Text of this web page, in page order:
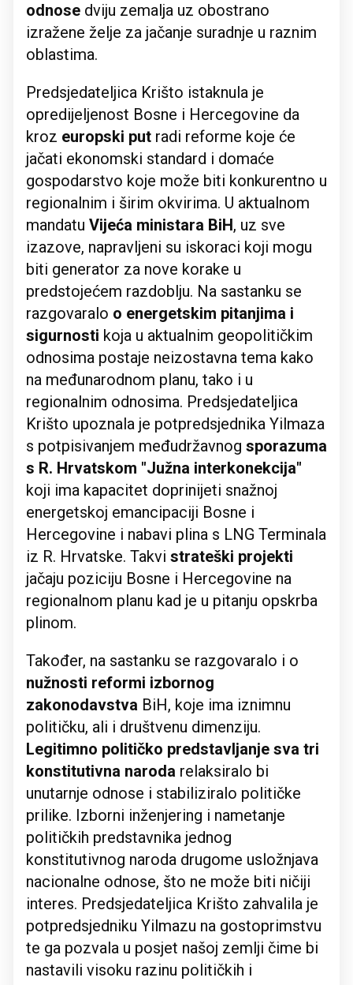
odnose dviju zemalja uz obostrano
izražene želje za jačanje suradnje u raznim
oblastima.
Predsjedateljica Krišto istaknula je
opredijeljenost Bosne i Hercegovine da
kroz europski put radi reforme koje će
jačati ekonomski standard i domaće
gospodarstvo koje može biti konkurentno u
regionalnim i širim okvirima. U aktualnom
mandatu Vijeća ministara BiH, uz sve
izazove, napravljeni su iskoraci koji mogu
biti generator za nove korake u
predstojećem razdoblju. Na sastanku se
razgovaralo o energetskim pitanjima i
sigurnosti koja u aktualnim geopolitičkim
odnosima postaje neizostavna tema kako
na međunarodnom planu, tako i u
regionalnim odnosima. Predsjedateljica
Krišto upoznala je potpredsjednika Yilmaza
s potpisivanjem međudržavnog sporazuma
s R. Hrvatskom "Južna interkonekcija"
koji ima kapacitet doprinijeti snažnoj
energetskoj emancipaciji Bosne i
Hercegovine i nabavi plina s LNG Terminala
iz R. Hrvatske. Takvi strateški projekti
jačaju poziciju Bosne i Hercegovine na
regionalnom planu kad je u pitanju opskrba
plinom.
Također, na sastanku se razgovaralo i o
nužnosti reformi izbornog
zakonodavstva BiH, koje ima iznimnu
političku, ali i društvenu dimenziju.
Legitimno političko predstavljanje sva tri
konstitutivna naroda relaksiralo bi
unutarnje odnose i stabiliziralo političke
prilike. Izborni inženjering i nametanje
političkih predstavnika jednog
konstitutivnog naroda drugome usložnjava
nacionalne odnose, što ne može biti ničiji
interes. Predsjedateljica Krišto zahvalila je
potpredsjedniku Yilmazu na gostoprimstvu
te ga pozvala u posjet našoj zemlji čime bi
nastavili visoku razinu političkih i